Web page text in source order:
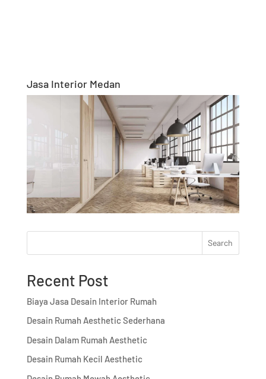
Jasa Interior Medan
Search
Recent Post
Biaya Jasa Desain Interior Rumah
Desain Rumah Aesthetic Sederhana
Desain Dalam Rumah Aesthetic
Desain Rumah Kecil Aesthetic